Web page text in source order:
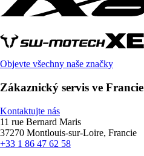
Objevte všechny naše značky
Zákaznický servis ve Francie
Kontaktujte nás
11 rue Bernard Maris
37270 Montlouis-sur-Loire, Francie
+33 1 86 47 62 58